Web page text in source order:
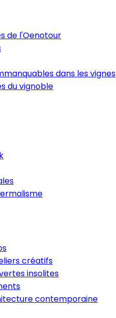
de l'Oenotour
dans les vignes
du vignoble
créatifs
insolites
contemporaine